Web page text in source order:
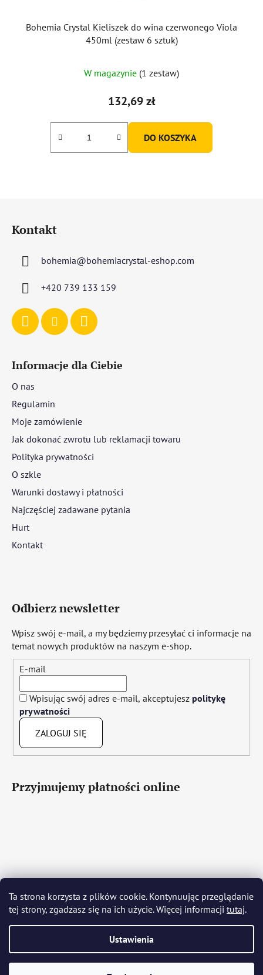
Ta strona korzysta z plików cookie. Kontynuując przeglądanie
tej strony, zgadzasz się na ich użycie. Więcej informacji tutaj.
Ustawienia
Bohemia Crystal Kieliszek do wina czerwonego Viola
450ml (zestaw 6 sztuk)
W magazynie (1 zestaw)
132,69 zł
DO KOSZYKA
Kontakt
bohemia@bohemiacrystal-eshop.com
+420 739 133 159
Informacje dla Ciebie
O nas
Regulamin
Moje zamówienie
Jak dokonać zwrotu lub reklamacji towaru
Polityka prywatności
O szkle
Warunki dostawy i płatności
Najczęściej zadawane pytania
Hurt
Kontakt
Odbierz newsletter
Wpisz swój e-mail, a my będziemy przesyłać ci informacje na
temat nowych produktów na naszym e-shop.
E-mail
Wpisując swój adres e-mail, akceptujesz politykę
prywatności
ZALOGUJ SIĘ
Przyjmujemy płatności online
Język polski Română Italiano Español
Français
Português Български Hrvatski Slovenščina Srpski
Nederlands Українська Ελληνικά Svenska Dansk